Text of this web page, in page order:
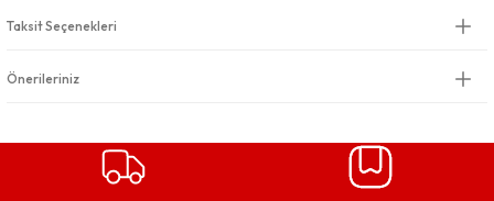
Taksit Seçenekleri
Önerileriniz